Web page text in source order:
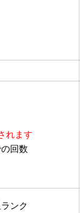
れます
回数
ンク